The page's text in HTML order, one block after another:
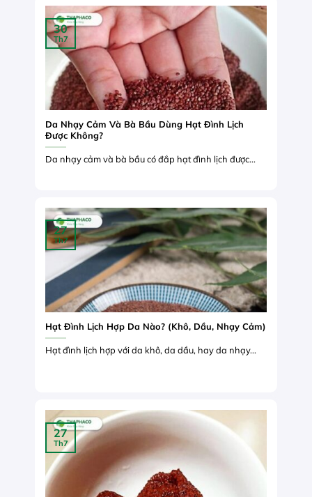
Da Nhạy Cảm Và Bà Bầu Dùng Hạt Đình Lịch
Được Không?
Da nhạy cảm và bà bầu có đắp hạt đình lịch được...
30
Th7
Hạt Đình Lịch Hợp Da Nào? (Khô, Dầu, Nhạy Cảm)
Hạt đình lịch hợp với da khô, da dầu, hay da nhạy...
27
Th7
27
Th7